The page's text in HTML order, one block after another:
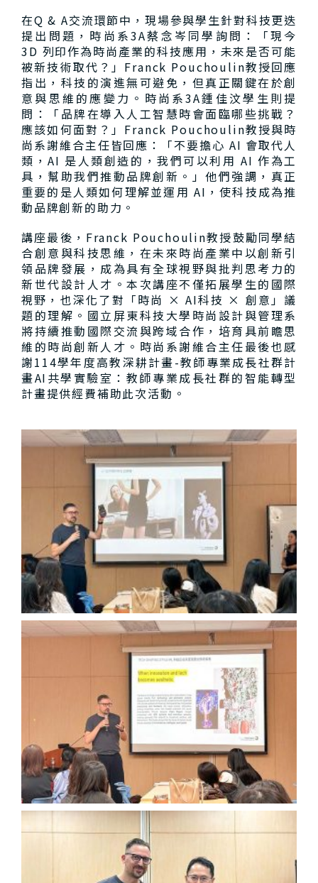
在Q & A交流環節中，現場參與學生針對科技更迭
提出問題，時尚系3A蔡念岑同學詢問：「現今
3D 列印作為時尚產業的科技應用，未來是否可能
被新技術取代？」Franck Pouchoulin教授回應
指出，科技的演進無可避免，但真正關鍵在於創
意與思維的應變力。時尚系3A鍾佳汶學生則提
問：「品牌在導入人工智慧時會面臨哪些挑戰？
應該如何面對？」Franck Pouchoulin教授與時
尚系謝維合主任皆回應：「不要擔心 AI 會取代人
類，AI 是人類創造的，我們可以利用 AI 作為工
具，幫助我們推動品牌創新。」他們強調，真正
重要的是人類如何理解並運用 AI，使科技成為推
動品牌創新的助力。
講座最後，Franck Pouchoulin教授鼓勵同學結
合創意與科技思維，在未來時尚產業中以創新引
領品牌發展，成為具有全球視野與批判思考力的
新世代設計人才。本次講座不僅拓展學生的國際
視野，也深化了對「時尚 × AI科技 × 創意」議
題的理解。國立屏東科技大學時尚設計與管理系
將持續推動國際交流與跨域合作，培育具前瞻思
維的時尚創新人才。時尚系謝維合主任最後也感
謝114學年度高教深耕計畫-教師專業成長社群計
畫AI共學實驗室：教師專業成長社群的智能轉型
計畫提供經費補助此次活動。